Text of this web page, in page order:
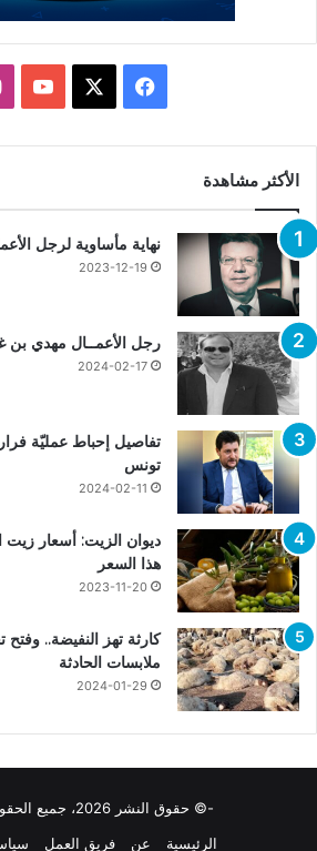
فيسبوك
الأكثر مشاهدة
نهاية مأساوية لرجل
2023-12-19
رجل الأعمــال مهدي بن
2024-02-17
تفاصيل إحباط عمليّة
تونس
2024-02-11
ديوان الزيت: أسعار زيت
هذا السعر
2023-11-20
كارثة تهز النفيضة..
ملابسات الحادثة
2024-01-29
-© حقوق النشر 2026، جميع الحقوق محفوظة
الرئيسية
عن فريق العمل